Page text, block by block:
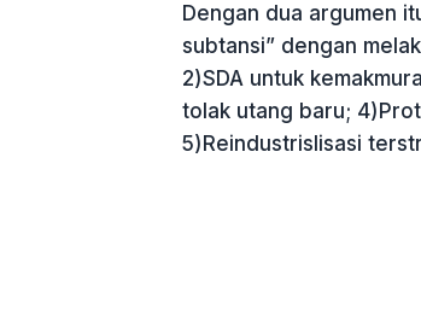
Dengan dua argumen
subtansi” dengan
2)SDA untuk
tolak utang baru;
5)Reindustrislisasi